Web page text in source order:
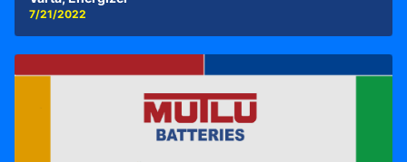
7/21/2022